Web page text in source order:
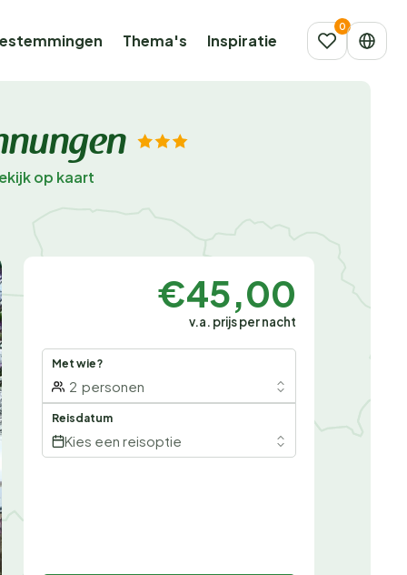
Thema's Inspiratie
op kaart
€45,00
v.a. prijs per nacht
Met wie?
2 personen
Reisdatum
Kies een reisoptie